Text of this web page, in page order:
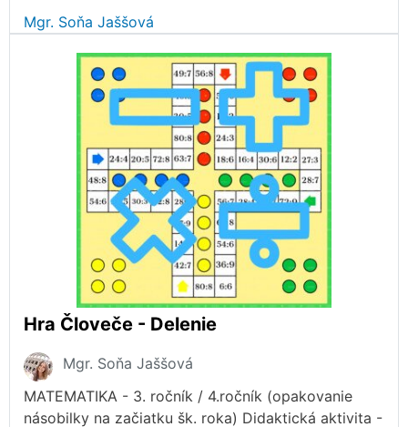
Mgr. Soňa Jaššová
Hra Človeče - Delenie
Mgr. Soňa Jaššová
MATEMATIKA - 3. ročník / 4.ročník (opakovanie
násobilky na začiatku šk. roka) Didaktická aktivita -